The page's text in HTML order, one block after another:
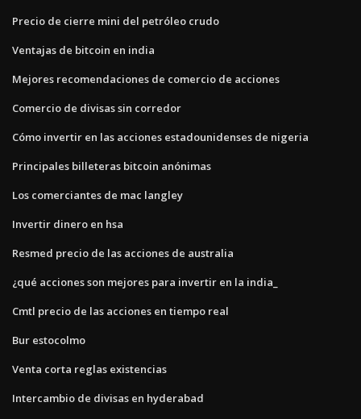
Precio de cierre mini del petróleo crudo
Ventajas de bitcoin en india
Mejores recomendaciones de comercio de acciones
Comercio de divisas sin corredor
Cómo invertir en las acciones estadounidenses de nigeria
Principales billeteras bitcoin anónimas
Los comerciantes de mac langley
Invertir dinero en hsa
Resmed precio de las acciones de australia
¿qué acciones son mejores para invertir en la india_
Cmtl precio de las acciones en tiempo real
Bur estocolmo
Venta corta reglas existencias
Intercambio de divisas en hyderabad